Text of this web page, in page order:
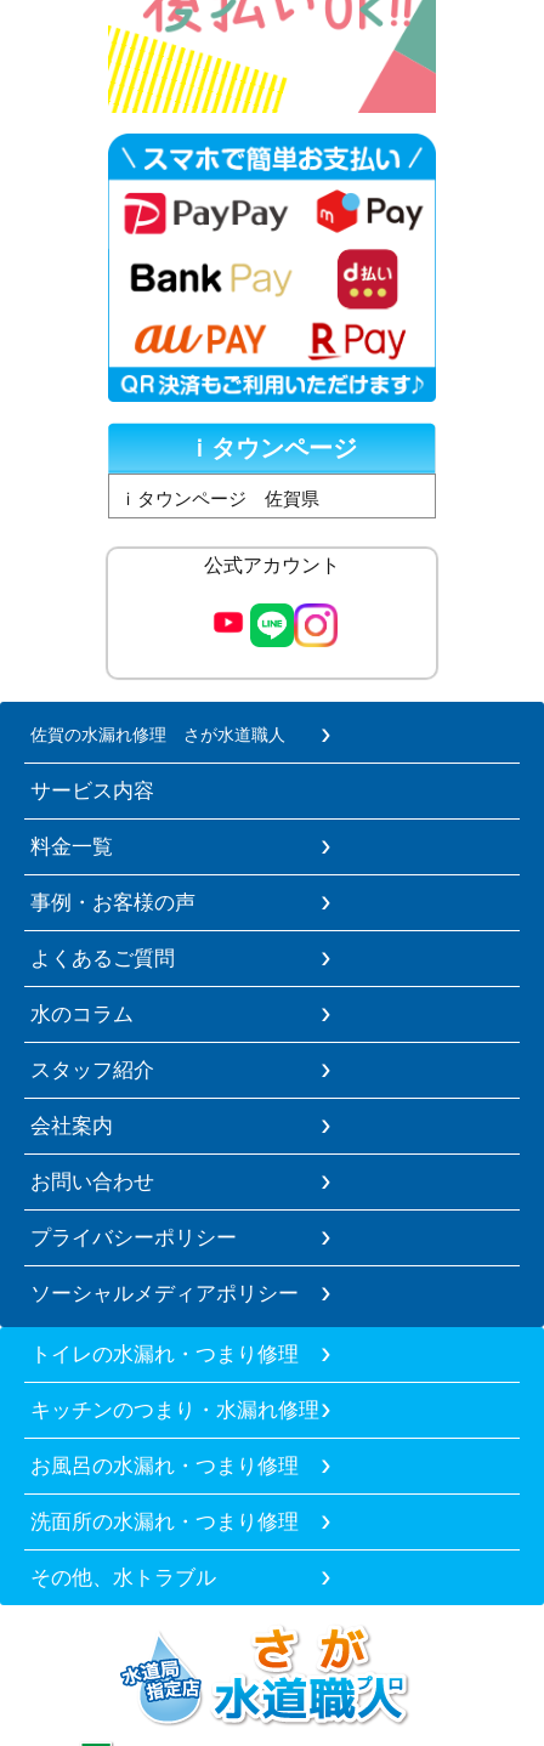
ｉタウンページ
ｉタウンページ 佐賀県
公式アカウント
佐賀の水漏れ修理 さが水道職人
サービス内容
料金一覧
事例・お客様の声
よくあるご質問
水のコラム
スタッフ紹介
会社案内
お問い合わせ
プライバシーポリシー
ソーシャルメディアポリシー
トイレの水漏れ・つまり修理
キッチンのつまり・水漏れ修理
お風呂の水漏れ・つまり修理
洗面所の水漏れ・つまり修理
その他、水トラブル